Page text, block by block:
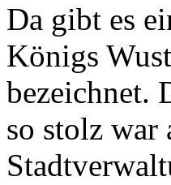
Da gibt es
Königs
bezeichnet.
so stolz war